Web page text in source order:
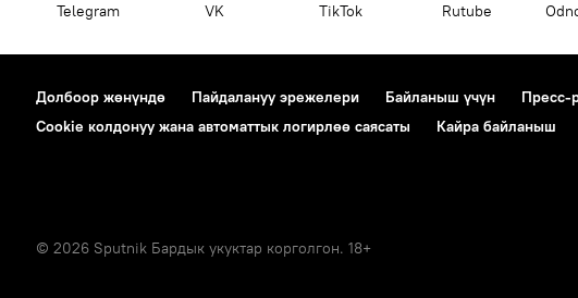
Telegram VK ТikТоk Rutube
Долбоор жөнүндө Пайдалануу эрежелери Байланыш үчүн Пресс-
Cookie колдонуу жана автоматтык логирлөө саясаты
Кайра байланыш
© 2026 Sputnik Бардык укуктар корголгон. 18+